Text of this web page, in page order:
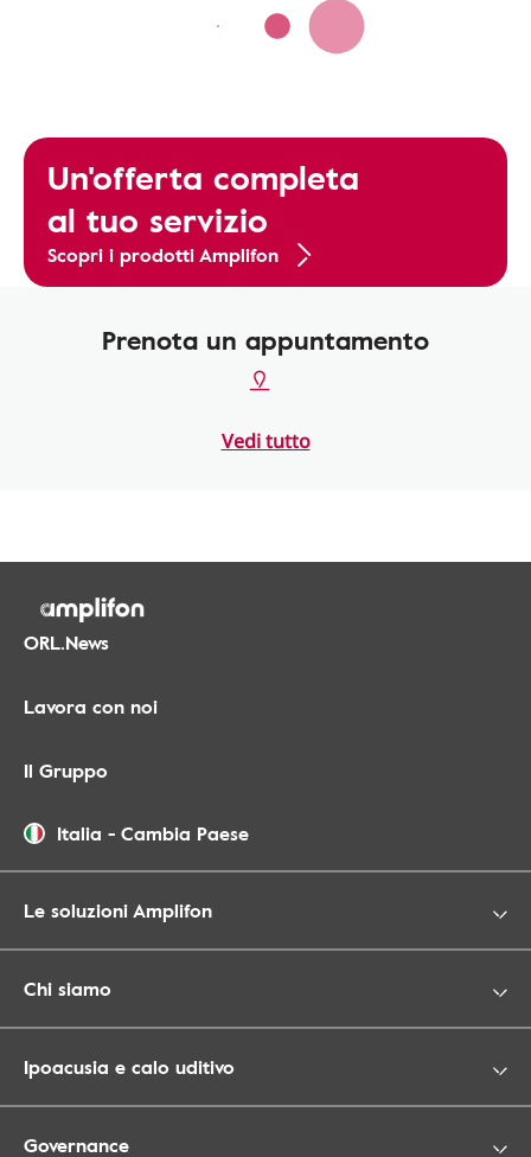
Un'offerta completa
al tuo servizio
Scopri i prodotti Amplifon
Prenota un appuntamento
Vedi tutto
ORL.News
Lavora con noi
Il Gruppo
Italia - Cambia Paese
Le soluzioni Amplifon
Chi siamo
Ipoacusia e calo uditivo
Governance